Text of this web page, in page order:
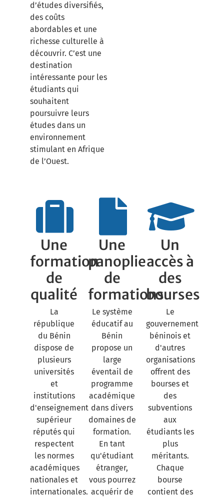
d’études diversifiés,
des coûts
abordables et une
richesse culturelle à
découvrir. C’est une
destination
intéressante pour les
étudiants qui
souhaitent
poursuivre leurs
études dans un
environnement
stimulant en Afrique
de l’Ouest.
Une
formation
de
qualité
La
république
du Bénin
dispose de
plusieurs
universités
et
institutions
d'enseignement
supérieur
réputés qui
respectent
les normes
académiques
nationales et
internationales.
Une
panoplie
de
formations
Le système
éducatif au
Bénin
propose un
large
éventail de
programme
académique
dans divers
domaines de
formation.
En tant
qu'étudiant
étranger,
vous pourrez
acquérir de
Un
accès à
des
bourses
Le
gouvernement
béninois et
d'autres
organisations
offrent des
bourses et
des
subventions
aux
étudiants les
plus
méritants.
Chaque
bourse
contient des